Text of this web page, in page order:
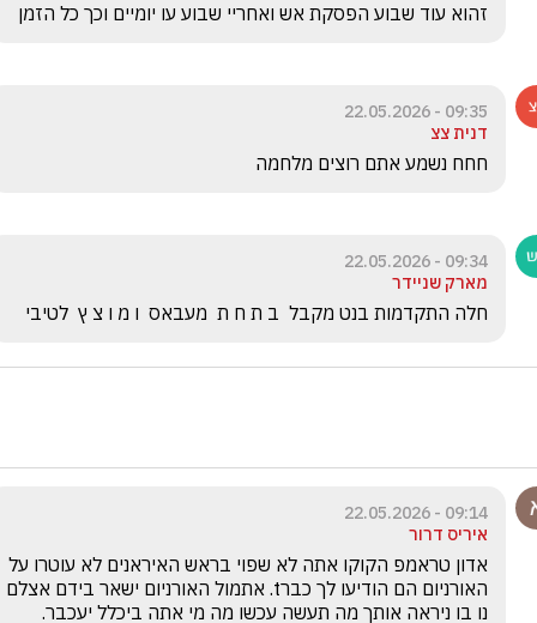
זהוא עוד שבוע הפסקת אש ואחריי שבוע עו יומיים וכך כל הזמן
09:35 - 22.05.2026
דנית צצ
חחח נשמע אתם רוצים מלחמה
09:34 - 22.05.2026
מארק שניידר
חלה התקדמות בנט מקבל  ב ת ח ת  מעבאס  ו מ ו צ ץ  לטיבי
09:14 - 22.05.2026
איריס דרור